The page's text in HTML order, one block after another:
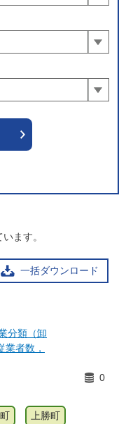
ます。
一括ダウンロード
分類（卸
者数，
0
上勝町